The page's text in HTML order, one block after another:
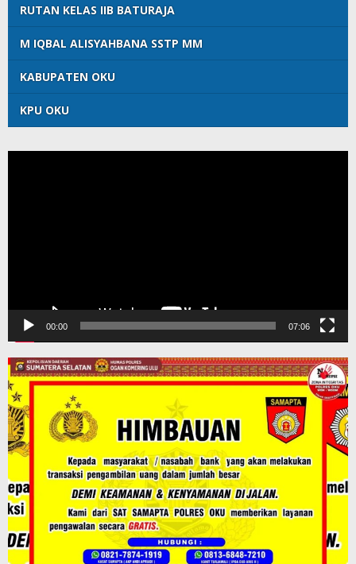
RUTAN KELAS IIB BATURAJA
M IQBAL ALISYAHBANA SSTP MM
KABUPATEN OKU
KPU OKU
00:00 07:06